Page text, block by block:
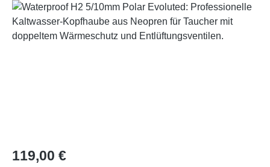
Regulärer Preis:
119,00 €